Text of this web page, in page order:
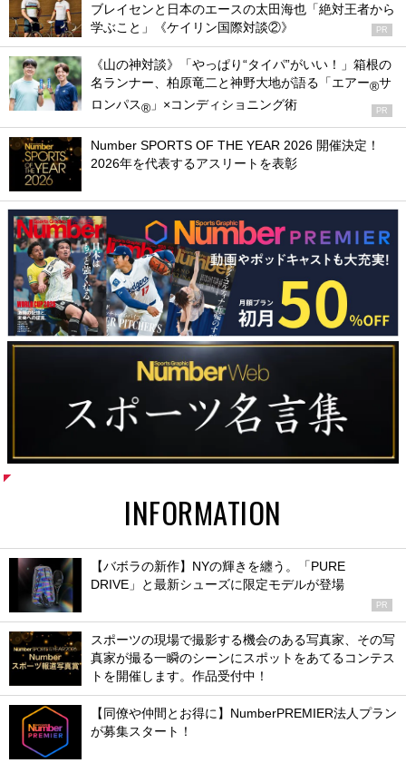
ブレイセンと日本のエースの太田海也「絶対王者から
学ぶこと」《ケイリン国際対談②》
PR
《山の神対談》「やっぱり“タイパ”がいい！」箱根の
名ランナー、柏原竜二と神野大地が語る「エアー®サ
ロンパス® 」×コンディショニング術 PR
Number SPORTS OF THE YEAR 2026 開催決定！
2026年を代表するアスリートを表彰
INFORMATION
【バボラの新作】NYの輝きを纏う。「PURE
DRIVE」と最新シューズに限定モデルが登場
PR
スポーツの現場で撮影する機会のある写真家、その写
真家が撮る一瞬のシーンにスポットをあてるコンテス
トを開催します。作品受付中！
【同僚や仲間とお得に】NumberPREMIER法人プラン
が募集スタート！